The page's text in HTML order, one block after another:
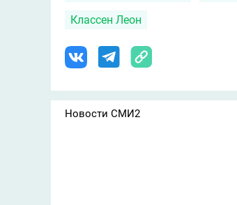
Классен Леон
Новости СМИ2